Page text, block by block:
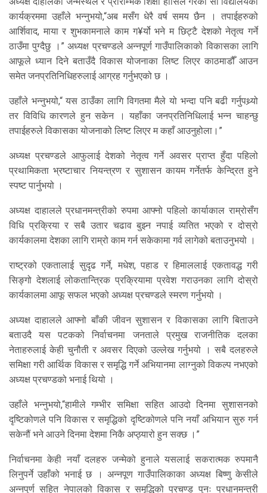
कार्यक्रममा उहाँले भन्नुभयो,“अब मसँग धेरै वर्ष समय छैन । तपाईहरुको
आर्शिवाद, माया र शुभकामनाले काम ग¥र्यो भने म छिट्टै देशको नेतृत्व गर्ने
ठाउँमा पुग्दैछु ।” अध्यक्ष प्रचण्डले अन्नपूर्ण गाउँपालिकाको विकासका लागि
आफूले ध्यान दिने बताउँदै विकास योजनाका लिष्ट लिएर काठमाडौँ आउन
समेत जनप्रतिनिधिहरुलाई आग्रह गर्नुभएको छ ।
उहाँले भन्नुभयो,“ यस ठाउँका लागि विगतमा मैले यो भन्दा पनि बढी गर्नुपथ्र्यो
तर विविधि कारणले हुन सकेन । यहाँका जनप्रतिनिधिलाई भन्न चाहन्छु
तपाईहरुले विकासका योजनाको लिष्ट लिएर म कहाँ आउनुहोला।”
अध्यक्ष प्रचण्डले आफुलाई देशको नेतृत्व गर्ने अवसर प्राप्त हुँदा पहिलो
प्रथामिकता भ्रष्टाचार नियन्त्रण र सुशासन कायम गर्नेतर्फ केन्द्रित हुने
स्पष्ट पार्नुभयो ।
अध्यक्ष दाहालले प्रधानमन्त्रीको रुपमा आफ्नो पहिलो कार्याकाल राम्रोसँग
विधि प्रक्रिया र सबै उतार चढाव बुझ्न नपाई व्यतित भएको र दोस्रो
कार्यकालमा देशका लागि राम्रो काम गर्न सकेकामा गर्व लागेको बताउनुभयो ।
राष्ट्रको एकतालाई सुदृढ गर्ने, मधेश, पहाड र हिमाललाई एकतावद्ध गरी
सिङ्गो देशलाई लोकतान्त्रिक प्रक्रियामा प्रवेश गराउनका लागि दोस्रो
कार्यकालमा आफू सफल भएको अध्यक्ष प्रचण्डले स्मरण गर्नुभयो ।
अध्यक्ष दाहालले आफ्नो बाँकी जीवन सुशासन र विकासका लागि बिताउने
बताउदै यस पटकको निर्वाचनमा जनताले प्रमुख राजनीतिक दलका
नेताहरुलाई केही चुनौती र अवसर दिएको उल्लेख गर्नुभयो । सबै दलहरुले
समिक्षा गरी आर्थिक विकास र समृद्धि गर्ने अभियानमा लाग्नुको विकल्प नभएको
अध्यक्ष प्रचण्डको भनाई थियो ।
उहाँले भन्नुभयो,“हामीले गम्भीर समिक्षा सहित आउदो दिनमा सुशासनको
दृष्टिकोणले पनि विकास र समृद्धिको दृष्टिकोणले पनि नयाँ अभियान सुरु गर्न
सकेनौं भने आउने दिनमा देशमा निकै अप्ठ्यारो हुन सक्छ ।”
निर्वाचनमा केही नयाँ दलहरु जन्मेको हुनाले यसलाई सकरात्मक रुपमानै
लिनुपर्ने उहाँको भनाई छ । अन्नपूण गाउँपालिकाका अध्यक्ष बिष्णु केसीले
अन्नपुर्ण सहित नेपालको विकास र समृद्धिको प्रचण्ड पुनः प्रधानमन्त्री